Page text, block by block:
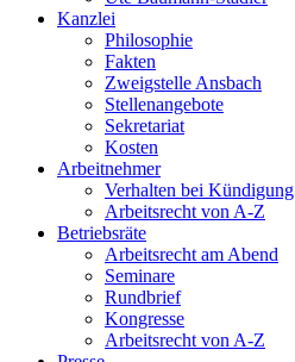
Kanzlei
Philosophie
Fakten
Zweigstelle Ansbach
Stellenangebote
Sekretariat
Kosten
Arbeitnehmer
Verhalten bei Kündigung
Arbeitsrecht von A-Z
Betriebsräte
Arbeitsrecht am Abend
Seminare
Rundbrief
Kongresse
Arbeitsrecht von A-Z